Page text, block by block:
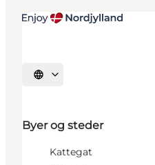
Vælg sprog
Byer og steder
Kattegat